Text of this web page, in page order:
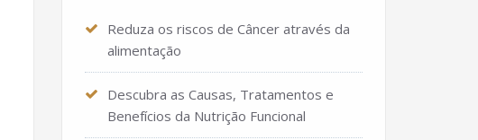
Reduza os riscos de Câncer através da
alimentação
Descubra as Causas, Tratamentos e
Benefícios da Nutrição Funcional